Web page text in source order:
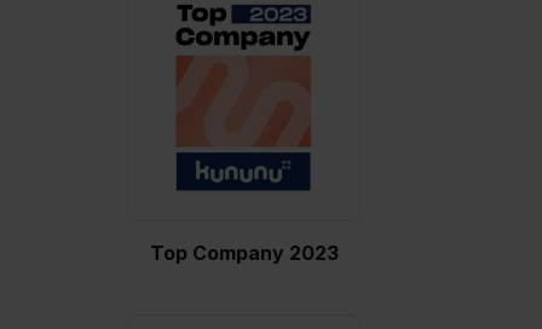
Auswahl über die Checkboxen und klick auf „Auswahl
erlauben“. Die Einwilligung zur Platzierung von Cookies
S. 1 lit. a) DS-GVO). Die USA verfügen über kein
angemessenes Datenschutzniveau (EuGH – Schrems
Wirkung für die Zukunft ganz oder teilweise über unsere
Top Company 2023